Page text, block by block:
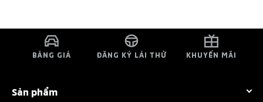
BẢNG GIÁ ĐĂNG KÝ LÁI THỬ KHUYẾN MÃI
Sản phẩm